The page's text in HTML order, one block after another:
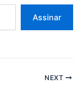
Assinar
NEXT